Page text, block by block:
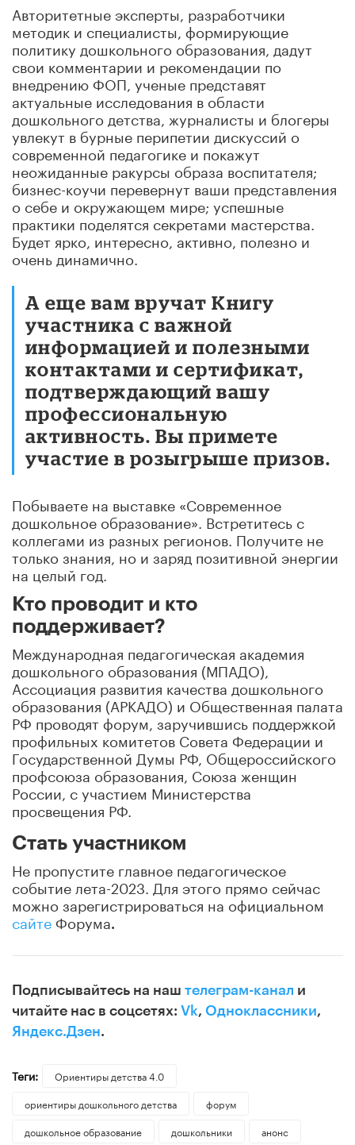
Авторитетные эксперты, разработчики
методик и специалисты, формирующие
политику дошкольного образования, дадут
свои комментарии и рекомендации по
внедрению ФОП, ученые представят
актуальные исследования в области
дошкольного детства, журналисты и блогеры
увлекут в бурные перипетии дискуссий о
современной педагогике и покажут
неожиданные ракурсы образа воспитателя;
бизнес-коучи перевернут ваши представления
о себе и окружающем мире; успешные
практики поделятся секретами мастерства.
Будет ярко, интересно, активно, полезно и
очень динамично.
А еще вам вручат Книгу
участника с важной
информацией и полезными
контактами и сертификат,
подтверждающий вашу
профессиональную
активность. Вы примете
участие в розыгрыше призов.
Побываете на выставке «Современное
дошкольное образование». Встретитесь с
коллегами из разных регионов. Получите не
только знания, но и заряд позитивной энергии
на целый год.
Кто проводит и кто
поддерживает?
Международная педагогическая академия
дошкольного образования (МПАДО),
Ассоциация развития качества дошкольного
образования (АРКАДО) и Общественная палата
РФ проводят форум, заручившись поддержкой
профильных комитетов Совета Федерации и
Государственной Думы РФ, Общероссийского
профсоюза образования, Союза женщин
России, с участием Министерства
просвещения РФ.
Стать участником
Не пропустите главное педагогическое
событие лета-2023. Для этого прямо сейчас
можно зарегистрироваться на официальном
сайте Форума.
Подписывайтесь на наш телеграм-канал и
читайте нас в соцсетях: Vk, Одноклассники,
Яндекс.Дзен.
Теги:
Ориентиры детства 4.0
ориентиры дошкольного детства
форум
дошкольное образование
дошкольники анонс